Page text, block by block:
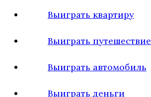
Выиграть квартиру
Выиграть путешествие
Выиграть автомобиль
Выиграть деньги